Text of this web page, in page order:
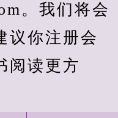
。我们将会
议你注册会
阅读更方